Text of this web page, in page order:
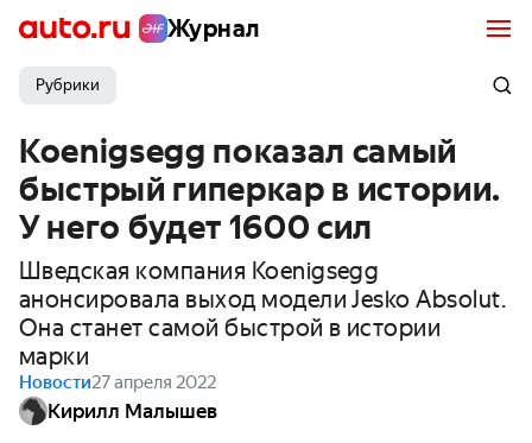
Журнал
Рубрики
Koenigsegg показал самый
быстрый гиперкар в истории.
У него будет 1600 сил
Шведская компания Koenigsegg
анонсировала выход модели Jesko Absolut.
Она станет самой быстрой в истории
марки
Новости27 апреля 2022
Кирилл Малышев